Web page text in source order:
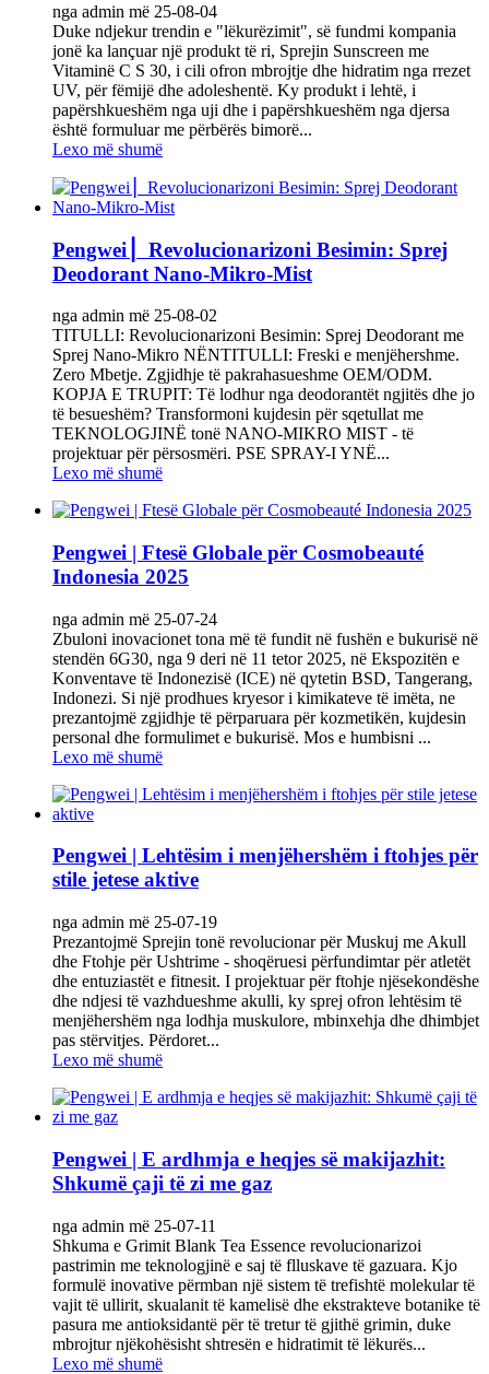
nga admin më 25-08-04
Duke ndjekur trendin e "lëkurëzimit", së fundmi kompania
jonë ka lançuar një produkt të ri, Sprejin Sunscreen me
Vitaminë C S 30, i cili ofron mbrojtje dhe hidratim nga rrezet
UV, për fëmijë dhe adoleshentë. Ky produkt i lehtë, i
papërshkueshëm nga uji dhe i papërshkueshëm nga djersa
është formuluar me përbërës bimorë...
Lexo më shumë
Pengwei ▏Revolucionarizoni Besimin: Sprej
Deodorant Nano-Mikro-Mist
nga admin më 25-08-02
TITULLI: Revolucionarizoni Besimin: Sprej Deodorant me
Sprej Nano-Mikro NËNTITULLI: Freski e menjëhershme.
Zero Mbetje. Zgjidhje të pakrahasueshme OEM/ODM.
KOPJA E TRUPIT: Të lodhur nga deodorantët ngjitës dhe jo
të besueshëm? Transformoni kujdesin për sqetullat me
TEKNOLOGJINË tonë NANO-MIKRO MIST - të
projektuar për përsosmëri. PSE SPRAY-I YNË...
Lexo më shumë
Pengwei | Ftesë Globale për Cosmobeauté
Indonesia 2025
nga admin më 25-07-24
Zbuloni inovacionet tona më të fundit në fushën e bukurisë në
stendën 6G30, nga 9 deri në 11 tetor 2025, në Ekspozitën e
Konventave të Indonezisë (ICE) në qytetin BSD, Tangerang,
Indonezi. Si një prodhues kryesor i kimikateve të imëta, ne
prezantojmë zgjidhje të përparuara për kozmetikën, kujdesin
personal dhe formulimet e bukurisë. Mos e humbisni ...
Lexo më shumë
Pengwei | ‌Lehtësim i menjëhershëm i ftohjes për
stile jetese aktive
nga admin më 25-07-19
Prezantojmë Sprejin tonë revolucionar për Muskuj me Akull
dhe Ftohje për Ushtrime - shoqëruesi përfundimtar për atletët
dhe entuziastët e fitnesit. I projektuar për ftohje njësekondëshe
dhe ndjesi të vazhdueshme akulli, ky sprej ofron lehtësim të
menjëhershëm nga lodhja muskulore, mbinxehja dhe dhimbjet
pas stërvitjes. Përdoret...
Lexo më shumë
Pengwei | E ardhmja e heqjes së makijazhit:
Shkumë çaji të zi me gaz
nga admin më 25-07-11
Shkuma e Grimit Blank Tea Essence revolucionarizoi
pastrimin me teknologjinë e saj të flluskave të gazuara. Kjo
formulë inovative përmban një sistem të trefishtë molekular të
vajit të ullirit, skualanit të kamelisë dhe ekstrakteve botanike të
pasura me antioksidantë për të tretur të gjithë grimin, duke
mbrojtur njëkohësisht shtresën e hidratimit të lëkurës...
Lexo më shumë